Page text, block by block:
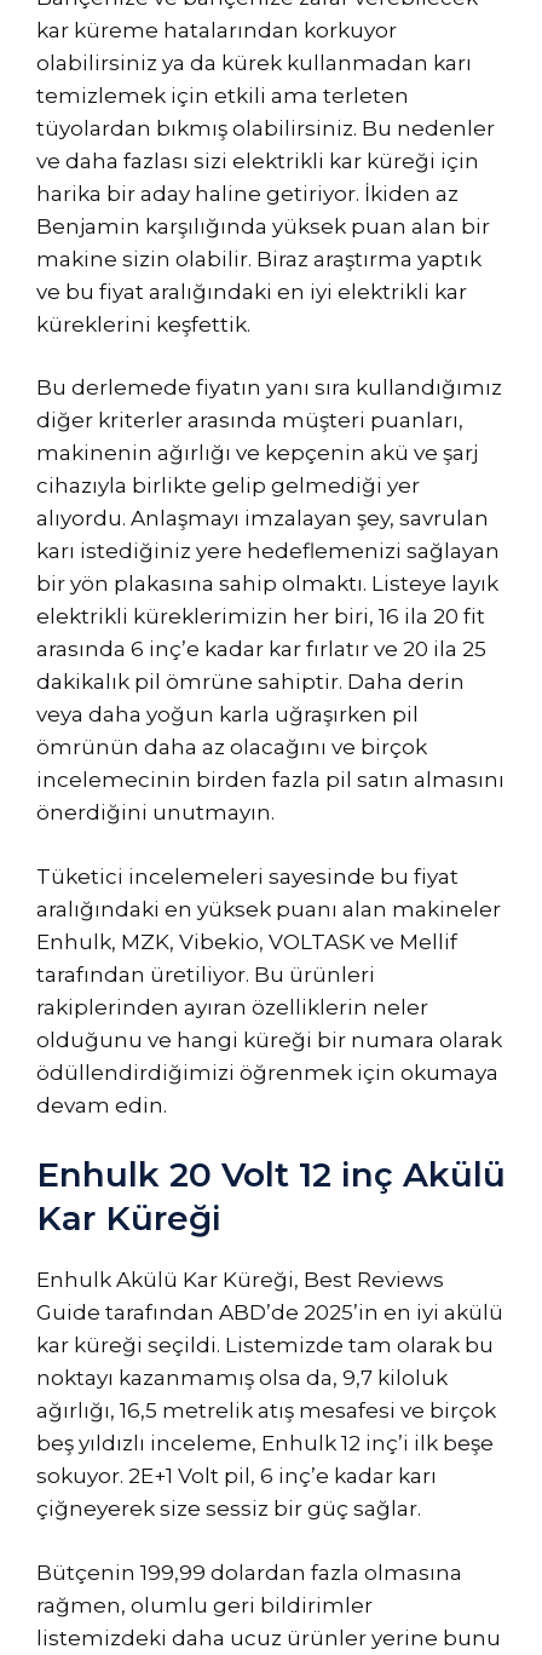
kar küreme hatalarından korkuyor
olabilirsiniz ya da kürek kullanmadan karı
temizlemek için etkili ama terleten
tüyolardan bıkmış olabilirsiniz. Bu nedenler
ve daha fazlası sizi elektrikli kar küreği için
harika bir aday haline getiriyor. İkiden az
Benjamin karşılığında yüksek puan alan bir
makine sizin olabilir. Biraz araştırma yaptık
ve bu fiyat aralığındaki en iyi elektrikli kar
küreklerini keşfettik.
Bu derlemede fiyatın yanı sıra kullandığımız
diğer kriterler arasında müşteri puanları,
makinenin ağırlığı ve kepçenin akü ve şarj
cihazıyla birlikte gelip gelmediği yer
alıyordu. Anlaşmayı imzalayan şey, savrulan
karı istediğiniz yere hedeflemenizi sağlayan
bir yön plakasına sahip olmaktı. Listeye layık
elektrikli küreklerimizin her biri, 16 ila 20 fit
arasında 6 inç’e kadar kar fırlatır ve 20 ila 25
dakikalık pil ömrüne sahiptir. Daha derin
veya daha yoğun karla uğraşırken pil
ömrünün daha az olacağını ve birçok
incelemecinin birden fazla pil satın almasını
önerdiğini unutmayın.
Tüketici incelemeleri sayesinde bu fiyat
aralığındaki en yüksek puanı alan makineler
Enhulk, MZK, Vibekio, VOLTASK ve Mellif
tarafından üretiliyor. Bu ürünleri
rakiplerinden ayıran özelliklerin neler
olduğunu ve hangi küreği bir numara olarak
ödüllendirdiğimizi öğrenmek için okumaya
devam edin.
Enhulk 20 Volt 12 inç Akülü
Kar Küreği
Enhulk Akülü Kar Küreği, Best Reviews
Guide tarafından ABD’de 2025’in en iyi akülü
kar küreği seçildi. Listemizde tam olarak bu
noktayı kazanmamış olsa da, 9,7 kiloluk
ağırlığı, 16,5 metrelik atış mesafesi ve birçok
beş yıldızlı inceleme, Enhulk 12 inç’i ilk beşe
sokuyor. 2E+1 Volt pil, 6 inç’e kadar karı
çiğneyerek size sessiz bir güç sağlar.
Bütçenin 199,99 dolardan fazla olmasına
rağmen, olumlu geri bildirimler
listemizdeki daha ucuz ürünler yerine bunu